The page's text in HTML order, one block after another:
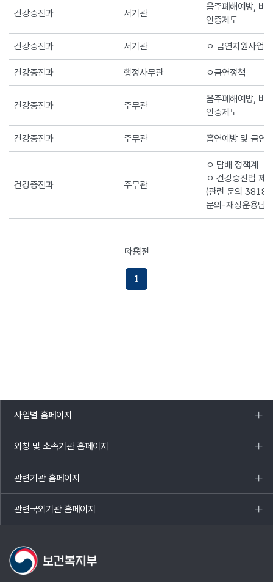
건강증진과 서기관
음주폐해예방, 비
인증제도
건강증진과 서기관 ㅇ 금연지원사업
건강증진과 행정사무관 ㅇ금연정책
건강증진과 주무관
음주폐해예방, 비
인증제도
건강증진과 주무관 흡연예방 및 금연
건강증진과 주무관
ㅇ 담배 정책계
ㅇ 건강증진법 제
(관련 문의 3818
문의-재정운용담
이전
페이지로이동하기
1
다음페이지로이동하기
사업별 홈페이지
목록
열기
외청 및 소속기관 홈페이지
목록
열기
관련기관 홈페이지
목록
열기
관련국외기관 홈페이지
목록
열기